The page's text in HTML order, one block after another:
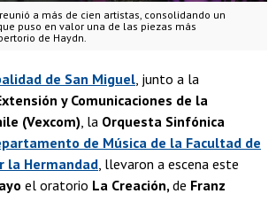
a más de cien artistas, consolidando un
puso en valor una de las piezas más
de Haydn.
de San Miguel, junto a la
y Comunicaciones de la
(Vexcom), la Orquesta Sinfónica
de Música de la Facultad de
la Hermandad, llevaron a escena este
el oratorio La Creación,de Franz